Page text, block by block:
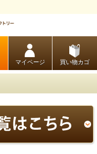
マイページ 買い物カゴ